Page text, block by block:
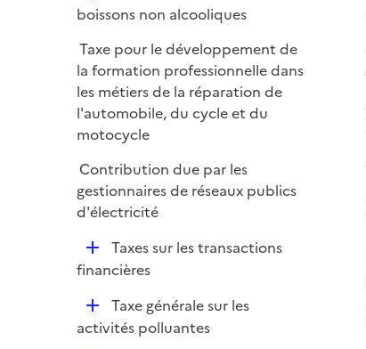
é
l
i
e
r
boissons non alcooliques
Taxe pour le développement de
la formation professionnelle dans
les métiers de la réparation de
l'automobile, du cycle et du
motocycle
Contribution due par les
gestionnaires de réseaux publics
d'électricité
D
é
i
Taxes sur les transactions
financières
D
é
Taxe générale sur les
activités polluantes